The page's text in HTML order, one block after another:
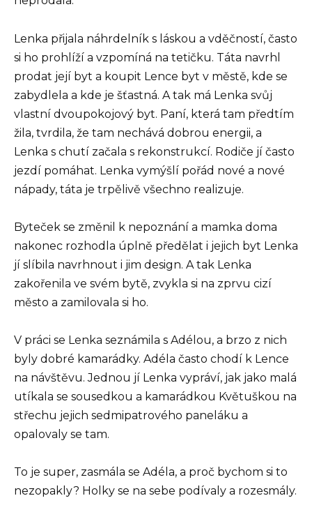
Lenka přijala náhrdelník s láskou a vděčností, často
si ho prohlíží a vzpomíná na tetičku. Táta navrhl
prodat její byt a koupit Lence byt v městě, kde se
zabydlela a kde je šťastná. A tak má Lenka svůj
vlastní dvoupokojový byt. Paní, která tam předtím
žila, tvrdila, že tam nechává dobrou energii, a
Lenka s chutí začala s rekonstrukcí. Rodiče jí často
jezdí pomáhat. Lenka vymýšlí pořád nové a nové
nápady, táta je trpělivě všechno realizuje.
Byteček se změnil k nepoznání a mamka doma
nakonec rozhodla úplně předělat i jejich byt Lenka
jí slíbila navrhnout i jim design. A tak Lenka
zakořenila ve svém bytě, zvykla si na zprvu cizí
město a zamilovala si ho.
V práci se Lenka seznámila s Adélou, a brzo z nich
byly dobré kamarádky. Adéla často chodí k Lence
na návštěvu. Jednou jí Lenka vypráví, jak jako malá
utíkala se sousedkou a kamarádkou Květuškou na
střechu jejich sedmipatrového paneláku a
opalovaly se tam.
To je super, zasmála se Adéla, a proč bychom si to
nezopakly? Holky se na sebe podívaly a rozesmály.